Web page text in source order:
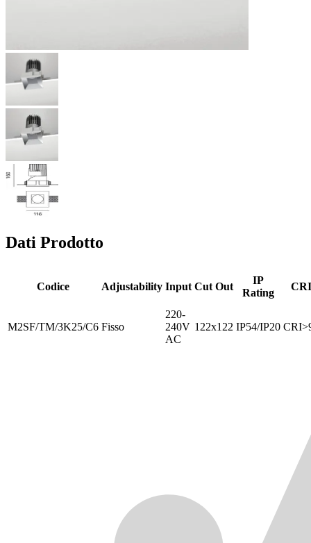
Dati Prodotto
Codice Adjustability Input Cut Out
IP
Rating
CRI
M2SF/TM/3K25/C6 Fisso
220-
240V
AC
122x122 IP54/IP20